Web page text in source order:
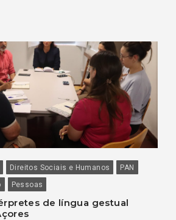
Direitos Sociais e Humanos
PAN
Pessoas
de língua gestual